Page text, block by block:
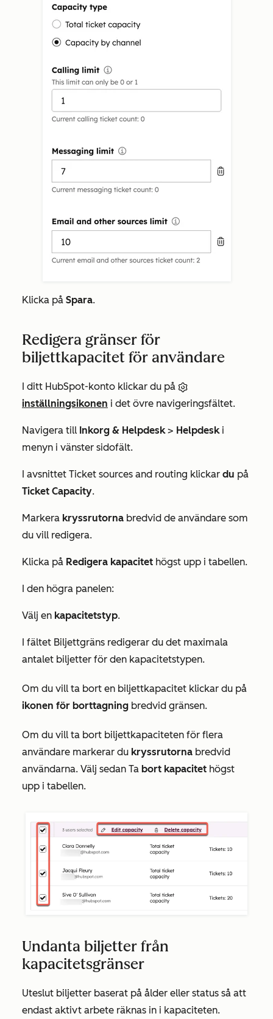
Klicka på Spara.
Redigera gränser för
biljettkapacitet för användare
I ditt HubSpot-konto klickar du på
inställningsikonen i det övre navigeringsfältet.
Navigera till Inkorg & Helpdesk> Helpdeski
menyn i vänster sidofält.
I avsnittet Ticket sources and routing klickar du på
Ticket Capacity.
Markera kryssrutorna bredvid de användare som
du vill redigera.
Klicka på Redigera kapacitet högst upp i tabellen.
I den högra panelen:
Välj en kapacitetstyp.
I fältet Biljettgräns redigerar du det maximala
antalet biljetter för den kapacitetstypen.
Om du vill ta bort en biljettkapacitet klickar du på
ikonen för borttagning bredvid gränsen.
Om du vill ta bort biljettkapaciteten för flera
användare markerar du kryssrutorna bredvid
användarna. Välj sedan Ta bort kapacitet högst
upp i tabellen.
Undanta biljetter från
kapacitetsgränser
Uteslut biljetter baserat på ålder eller status så att
endast aktivt arbete räknas in i kapaciteten.